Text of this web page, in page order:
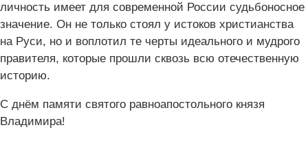
личность имеет для современной России судьбоносное
значение. Он не только стоял у истоков христианства
на Руси, но и воплотил те черты идеального и мудрого
правителя, которые прошли сквозь всю отечественную
историю.
С днём памяти святого равноапостольного князя
Владимира!